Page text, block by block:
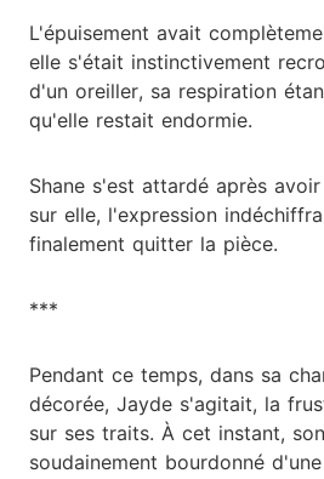
L'épuisement avait
elle s'était instinctivement
d'un oreiller, sa respiration
qu'elle restait endormie.
Shane s'est attardé après
sur elle, l'expression
finalement quitter la pièce.
***
Pendant ce temps, dans sa
décorée, Jayde s'agitait, la
sur ses traits. À cet instant,
soudainement bourdonné